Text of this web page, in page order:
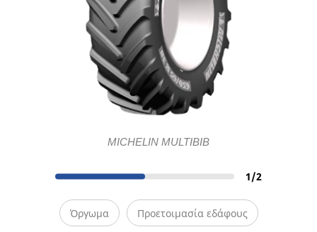
MICHELIN MULTIBIB
1/2
Όργωμα Προετοιμασία εδάφους